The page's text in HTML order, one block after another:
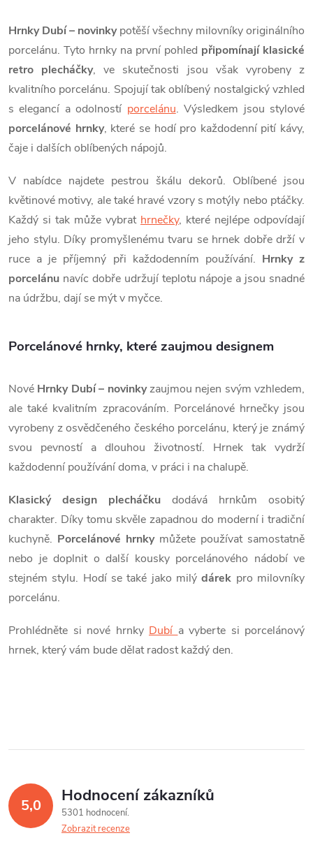
c
í
p
r
v
k
y
v
ý
p
i
s
o
v
á
n
í
Hrnky Dubí – novinkypotěší všechny milovníky originálního
porcelánu. Tyto hrnky na první pohled připomínají klasické
retro plecháčky, ve skutečnosti jsou však vyrobeny z
kvalitního porcelánu. Spojují tak oblíbený nostalgický vzhled
s elegancí a odolností porcelánu. Výsledkem jsou stylové
porcelánové hrnky, které se hodí pro každodenní pití kávy,
čaje i dalších oblíbených nápojů.
V nabídce najdete pestrou škálu dekorů. Oblíbené jsou
květinové motivy, ale také hravé vzory s motýly nebo ptáčky.
Každý si tak může vybrat hrnečky, které nejlépe odpovídají
jeho stylu. Díky promyšlenému tvaru se hrnek dobře drží v
ruce a je příjemný při každodenním používání. Hrnky z
porcelánu navíc dobře udržují teplotu nápoje a jsou snadné
na údržbu, dají se mýt v myčce.
Porcelánové hrnky, které zaujmou designem
Nové Hrnky Dubí – novinkyzaujmou nejen svým vzhledem,
ale také kvalitním zpracováním. Porcelánové hrnečky jsou
vyrobeny z osvědčeného českého porcelánu, který je známý
svou pevností a dlouhou životností. Hrnek tak vydrží
každodenní používání doma, v práci i na chalupě.
Klasický design plecháčku dodává hrnkům osobitý
charakter. Díky tomu skvěle zapadnou do moderní i tradiční
kuchyně. Porcelánové hrnkymůžete používat samostatně
nebo je doplnit o další kousky porcelánového nádobí ve
stejném stylu. Hodí se také jako milýdárek pro milovníky
porcelánu.
Prohlédněte si nové hrnky Dubí a vyberte si porcelánový
hrnek, který vám bude dělat radost každý den.
5,0 Hodnocení zákazníků
5301 hodnocení
Zobrazit recenze